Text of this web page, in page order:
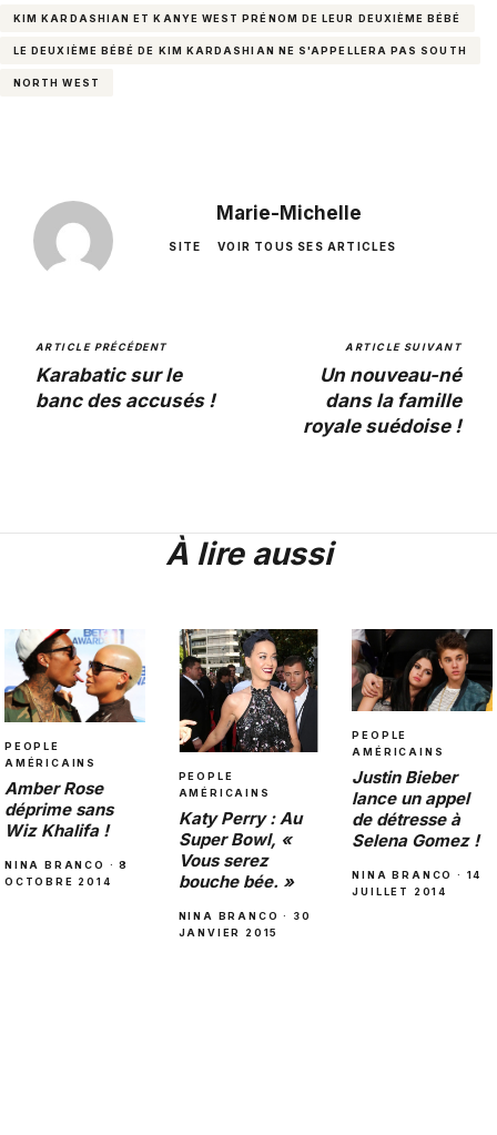
KIM KARDASHIAN ET KANYE WEST PRÉNOM DE LEUR DEUXIÈME BÉBÉ
LE DEUXIÈME BÉBÉ DE KIM KARDASHIAN NE S'APPELLERA PAS SOUTH
NORTH WEST
Marie-Michelle
SITE VOIR TOUS SES ARTICLES
ARTICLE PRÉCÉDENT
Karabatic sur le
banc des accusés !
ARTICLE SUIVANT
Un nouveau-né
dans la famille
royale suédoise !
À lire aussi
PEOPLE
AMÉRICAINS
Amber Rose
déprime sans
Wiz Khalifa !
NINA BRANCO · 8
OCTOBRE 2014
PEOPLE
AMÉRICAINS
Katy Perry : Au
Super Bowl, «
Vous serez
bouche bée. »
NINA BRANCO · 30
JANVIER 2015
PEOPLE
AMÉRICAINS
Justin Bieber
lance un appel
de détresse à
Selena Gomez !
NINA BRANCO · 14
JUILLET 2014